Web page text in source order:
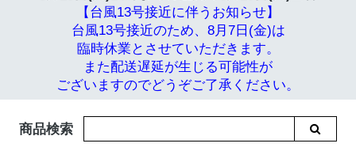
【台風13号接近に伴うお知らせ】
台風13号接近のため、8月7日(金)は
臨時休業とさせていただきます。
また配送遅延が生じる可能性が
ございますのでどうぞご了承ください。
商品検索